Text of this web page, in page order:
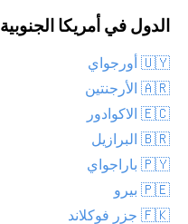
الدول في أمريكا الجنوبية
🇺🇾 أورجواي
🇦🇷 الأرجنتين
🇪🇨 الاكوادور
🇧🇷 البرازيل
🇵🇾 باراجواي
🇵🇪 بيرو
🇫🇰 جزر فوكلاند